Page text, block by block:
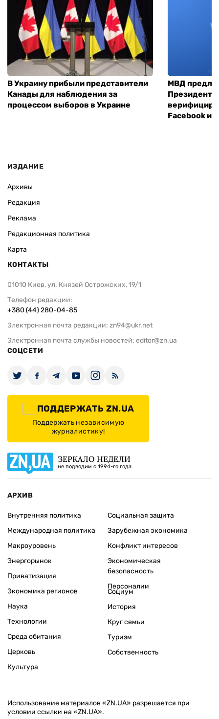
В Украину прибыли представители
Канады для наблюдения за
процессом выборов в Украине
МВД
Facebook и
ИЗДАНИЕ
Архивы
Редакция
Реклама
Редакционная политика
Карта
КОНТАКТЫ
01010 Киев, ул. Князей Острожских, 19/1
Телефон редакции:
+380 (44) 280-04-85
Электронная почта редакции: zn94@ukr.net
Электронная почта службы новостей: editor@zn.ua
СОЦСЕТИ
ПОДДЕРЖАТЬ ZN.UA
Поддержать независимую
журналистику!
ЗЕРКАЛО НЕДЕЛИ
не подводим с 1994-го года
АРХИВ
Внутренняя политика
Международная политика
Макроуровень
Энергорынок
Приватизация
Экономика регионов
Социальная защита
Зарубежная экономика
Конфликт интересов
Экономическая
безопасность
Персоналии
Наука
Технологии
Среда обитания
Церковь
Культура
Социум
История
Круг семьи
Туризм
Собственность
Использование материалов «ZN.UA» разрешается при
условии ссылки на «ZN.UA».